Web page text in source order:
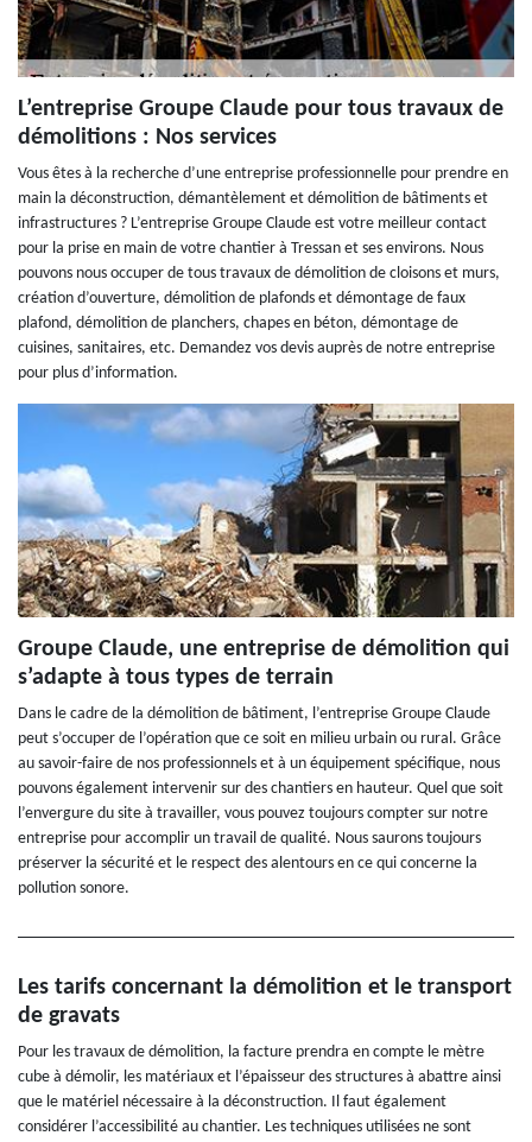
L’entreprise Groupe Claude pour tous travaux de
démolitions : Nos services
Vous êtes à la recherche d’une entreprise professionnelle pour prendre en
main la déconstruction, démantèlement et démolition de bâtiments et
infrastructures ? L’entreprise Groupe Claude est votre meilleur contact
pour la prise en main de votre chantier à Tressan et ses environs. Nous
pouvons nous occuper de tous travaux de démolition de cloisons et murs,
création d’ouverture, démolition de plafonds et démontage de faux
plafond, démolition de planchers, chapes en béton, démontage de
cuisines, sanitaires, etc. Demandez vos devis auprès de notre entreprise
pour plus d’information.
Groupe Claude, une entreprise de démolition qui
s’adapte à tous types de terrain
Dans le cadre de la démolition de bâtiment, l’entreprise Groupe Claude
peut s’occuper de l’opération que ce soit en milieu urbain ou rural. Grâce
au savoir-faire de nos professionnels et à un équipement spécifique, nous
pouvons également intervenir sur des chantiers en hauteur. Quel que soit
l’envergure du site à travailler, vous pouvez toujours compter sur notre
entreprise pour accomplir un travail de qualité. Nous saurons toujours
préserver la sécurité et le respect des alentours en ce qui concerne la
pollution sonore.
Les tarifs concernant la démolition et le transport
de gravats
Pour les travaux de démolition, la facture prendra en compte le mètre
cube à démolir, les matériaux et l’épaisseur des structures à abattre ainsi
que le matériel nécessaire à la déconstruction. Il faut également
considérer l’accessibilité au chantier. Les techniques utilisées ne sont